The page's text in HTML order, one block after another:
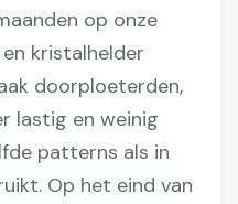
op onze
kristalhelder
doorploeterden,
lastig en weinig
patterns als in
Op het eind van